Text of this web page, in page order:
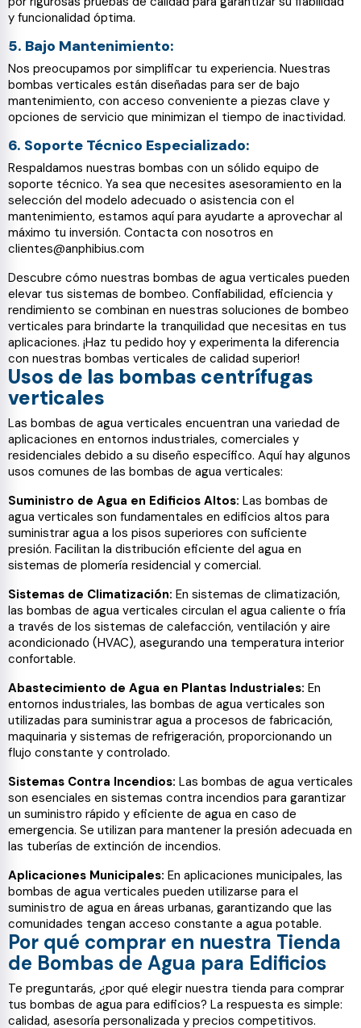
y funcionalidad óptima.
5. Bajo Mantenimiento:
Nos preocupamos por simplificar tu experiencia. Nuestras
bombas verticales están diseñadas para ser de bajo
mantenimiento, con acceso conveniente a piezas clave y
opciones de servicio que minimizan el tiempo de inactividad.
6. Soporte Técnico Especializado:
Respaldamos nuestras bombas con un sólido equipo de
soporte técnico. Ya sea que necesites asesoramiento en la
selección del modelo adecuado o asistencia con el
mantenimiento, estamos aquí para ayudarte a aprovechar al
máximo tu inversión. Contacta con nosotros en
clientes@anphibius.com
Descubre cómo nuestras bombas de agua verticales pueden
elevar tus sistemas de bombeo. Confiabilidad, eficiencia y
rendimiento se combinan en nuestras soluciones de bombeo
verticales para brindarte la tranquilidad que necesitas en tus
aplicaciones. ¡Haz tu pedido hoy y experimenta la diferencia
con nuestras bombas verticales de calidad superior!
Usos de las bombas centrífugas
verticales
Las bombas de agua verticales encuentran una variedad de
aplicaciones en entornos industriales, comerciales y
residenciales debido a su diseño específico. Aquí hay algunos
usos comunes de las bombas de agua verticales:
Suministro de Agua en Edificios Altos: Las bombas de
agua verticales son fundamentales en edificios altos para
suministrar agua a los pisos superiores con suficiente
presión. Facilitan la distribución eficiente del agua en
sistemas de plomería residencial y comercial.
Sistemas de Climatización: En sistemas de climatización,
las bombas de agua verticales circulan el agua caliente o fría
a través de los sistemas de calefacción, ventilación y aire
acondicionado (HVAC), asegurando una temperatura interior
confortable.
Abastecimiento de Agua en Plantas Industriales: En
entornos industriales, las bombas de agua verticales son
utilizadas para suministrar agua a procesos de fabricación,
maquinaria y sistemas de refrigeración, proporcionando un
flujo constante y controlado.
Sistemas Contra Incendios: Las bombas de agua verticales
son esenciales en sistemas contra incendios para garantizar
un suministro rápido y eficiente de agua en caso de
emergencia. Se utilizan para mantener la presión adecuada en
las tuberías de extinción de incendios.
Aplicaciones Municipales: En aplicaciones municipales, las
bombas de agua verticales pueden utilizarse para el
suministro de agua en áreas urbanas, garantizando que las
comunidades tengan acceso constante a agua potable.
Por qué comprar en nuestra Tienda
de Bombas de Agua para Edificios
Te preguntarás, ¿por qué elegir nuestra tienda para comprar
tus bombas de agua para edificios? La respuesta es simple:
calidad, asesoría personalizada y precios competitivos.